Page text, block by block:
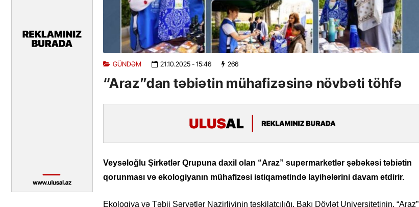
GÜNDƏM 21.10.2025- 15:46 266
“Araz”dan təbiətin mühafizəsinə növbəti töhfə
Veysəloğlu Şirkətlər Qrupuna daxil olan “Araz” supermarketlər şəbəkəsi təbiətin
qorunması və ekologiyanın mühafizəsi istiqamətində layihələrini davam etdirir.
Ekologiya və Təbii Sərvətlər Nazirliyinin təşkilatçılığı, Bakı Dövlət Universitetinin, “Araz”